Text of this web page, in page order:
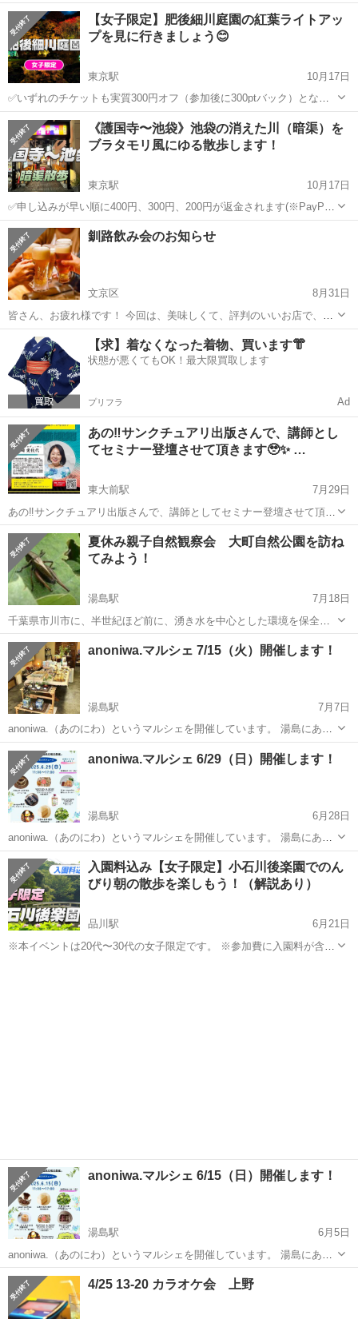
ます♪ 今年もあの美しい肥後細川庭園のライトアップを見に行こうと
思います！ 参考に昨年の情報を送ります！ https://www.city....
東京 文京区 東京駅 その他
【女子限定】肥後細川庭園の紅葉ライトアッ
プを見に行きましょう😊
東京駅
10月17日
✅いずれのチケットも実質300円オフ（参加後に300ptバック）となり
ます♪ ✅本イベントは女子限定です。 女子限定イベント一覧はこちら
です👇 https://tunagate.com/search/tokyo?k...
東京 文京区 東京駅 その他 参加方法
《護国寺〜池袋》池袋の消えた川（暗渠）を
ブラタモリ風にゆる散歩します！
東京駅
10月17日
✅申し込みが早い順に400円、300円、200円が返金されます(※PayPay
のみ)。キャンセルがある場合は繰り上がります😉 ブラタモリっぽくゆ
るくお散歩と史跡巡りを楽しみます。簡単な解説をしますので全然知
らないけ...
東京 文京区 東京駅 その他
釧路飲み会のお知らせ
文京区
8月31日
皆さん、お疲れ様です！ 今回は、美味しくて、評判のいいお店で、飲
み会をしたいなと思ってます。 * 日時: ９月１２日金曜日 19:00から
* 場所: 居酒屋ちゃりんこ 10人程度 * ...
東京 その他 飲み会
【求】着なくなった着物、買います👘
状態が悪くてもOK！最大限買取します
プリフラ Ad
あの‼️サンクチュアリ出版さんで、講師とし
てセミナー登壇させて頂きます🥹✨ …
東大前駅
7月29日
あの‼️サンクチュアリ出版さんで、講師としてセミナー登壇させて頂き
ます🥹✨ 🌈スマイルインパクト理論🌈 〜なぜ笑顔は“無敵の人間関係
ツール”なのか？〜 しっかりお話させて頂きます☺️🎶 リアル参加と、
アーカイブ動画...
東京 文京区 東大前駅 その他 会場
夏休み親子自然観察会 大町自然公園を訪ね
てみよう！
湯島駅
7月18日
千葉県市川市に、半世紀ほど前に、湧き水を中心とした環境を保全し
ようという市民の声を生かして開設された、素晴らしい公園があるの
をご存知でしょうか。大町自然公園、通称「長田谷津」（ながたや
つ）です。 市民科学研究室のスタッ...
東京 文京区 自然公園
anoniwa.マルシェ 7/15（火）開催します！
湯島駅
7月7日
anoniwa.（あのにわ）というマルシェを開催しています。 湯島にある
古美術「米山」さんをお借りしているのですが、 まわりには緑も多
く、みんなが集まる庭のような場所にしたい という想いで始めまし
た。 スイー...
東京 文京区 アンティーク
anoniwa.マルシェ 6/29（日）開催します！
湯島駅
6月28日
anoniwa.（あのにわ）というマルシェを開催しています。 湯島にある
古美術「米山」さんをお借りしているのですが まわりには緑も多く、
みんなが集まる庭のような場所にしたい という想いで始めました。 ス
イーツ...
東京 文京区 湯島駅 その他 アンティーク
入園料込み【女子限定】小石川後楽園でのん
びり朝の散歩を楽しもう！（解説あり）
品川駅
6月21日
※本イベントは20代〜30代の女子限定です。 ※参加費に入園料が含ま
anoniwa.マルシェ 6/15（日）開催します！
湯島駅
6月5日
anoniwa.（あのにわ）というマルシェを開催しています。 湯島にある
古美術「米山」さんをお借りしているのですが まわりには緑も多く、
みんなが集まる庭のような場所にしたい という想いで始めました。 ス
イーツ...
東京 文京区 お米
4/25 13-20 カラオケ会 上野